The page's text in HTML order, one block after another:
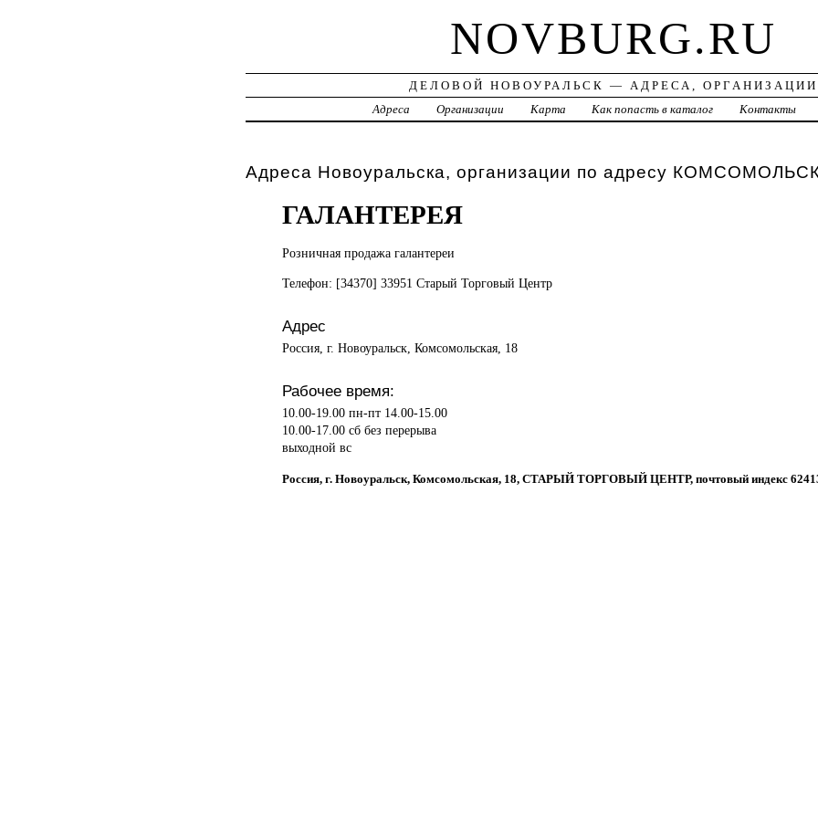
NOVBURG.RU
ДЕЛОВОЙ НОВОУРАЛЬСК — АДРЕСА, ОРГАНИЗАЦИИ
Адреса
Организации Карта Как попасть в каталог Контакты
Адреса Новоуральска, организации по адресу
ГАЛАНТЕРЕЯ
Розничная продажа галантереи
Телефон: [34370] 33951 Старый Торговый Центр
Адрес
Россия, г. Новоуральск, Комсомольская, 18
Рабочее время:
10.00-19.00 пн-пт 14.00-15.00
10.00-17.00 сб без перерыва
выходной вс
Россия, г. Новоуральск, Комсомольская, 18, СТАРЫЙ ТОРГОВЫЙ ЦЕНТР, почтовый индекс